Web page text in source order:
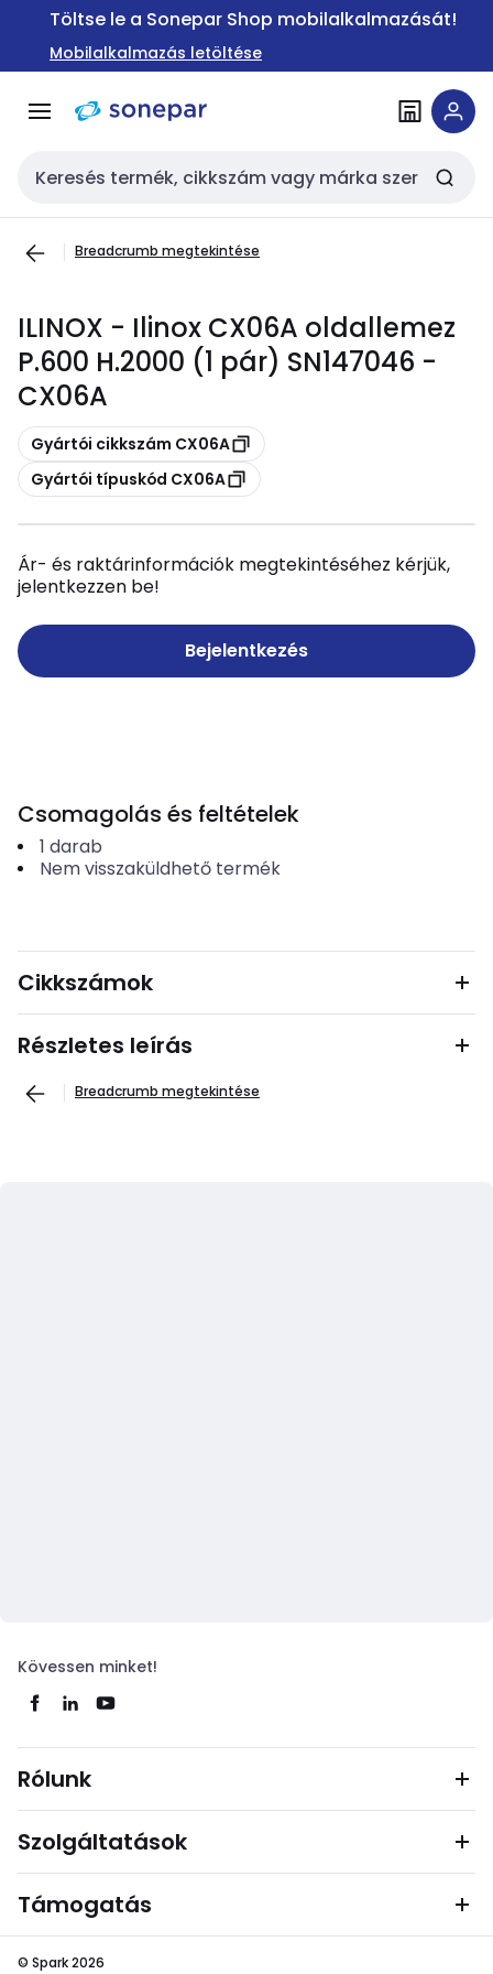
Ugrás a
Ugrás a
tartalomra
Töltse le a Sonepar Shop mobilalkalmazását!
Mobilalkalmazás letöltése
Keresési bemenet
Breadcrumb megtekintése
ILINOX - Ilinox CX06A oldallemez
P.600 H.2000 (1 pár) SN147046 -
CX06A
Másolás
Gyártói cikkszám CX06A
Másolás
Gyártói típuskód CX06A
Ár- és raktárinformációk megtekintéséhez kérjük,
jelentkezzen be!
Bejelentkezés
Csomagolás és feltételek
1 darab
Nem visszaküldhető termék
Cikkszámok
Részletes leírás
Breadcrumb megtekintése
Kövessen minket!
Rólunk
Szolgáltatások
Támogatás
© Spark 2026